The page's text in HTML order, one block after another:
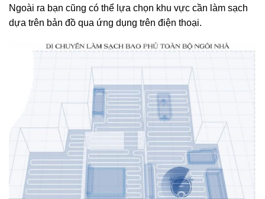
Ngoài ra bạn cũng có thể lựa chọn khu vực cần làm sạch
dựa trên bản đồ qua ứng dụng trên điện thoại.